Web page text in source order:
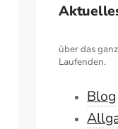
über das
Laufenden.
Blog